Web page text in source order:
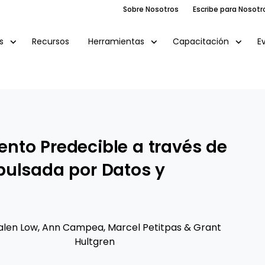
Sobre Nosotros Escribe para
Recursos Herramientas Capacitación
Predecible a través de
por Datos y
Low, Ann Campea, Marcel Petitpas & Grant
Hultgren